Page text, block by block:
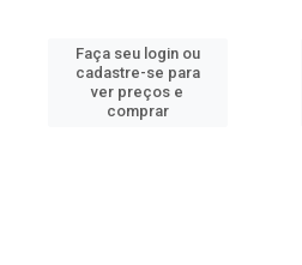
Faça seu login ou
cadastre-se para
ver preços e
comprar